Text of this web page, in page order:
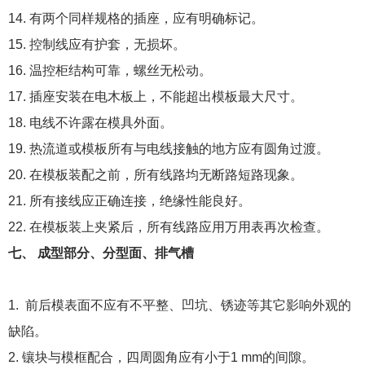
14. 有两个同样规格的插座，应有明确标记。
15. 控制线应有护套，无损坏。
16. 温控柜结构可靠，螺丝无松动。
17. 插座安装在电木板上，不能超出模板最大尺寸。
18. 电线不许露在模具外面。
19. 热流道或模板所有与电线接触的地方应有圆角过渡。
20. 在模板装配之前，所有线路均无断路短路现象。
21. 所有接线应正确连接，绝缘性能良好。
22. 在模板装上夹紧后，所有线路应用万用表再次检查。
七、 成型部分、分型面、排气槽
1. 前后模表面不应有不平整、凹坑、锈迹等其它影响外观的
缺陷。
2. 镶块与模框配合，四周圆角应有小于1 mm的间隙。